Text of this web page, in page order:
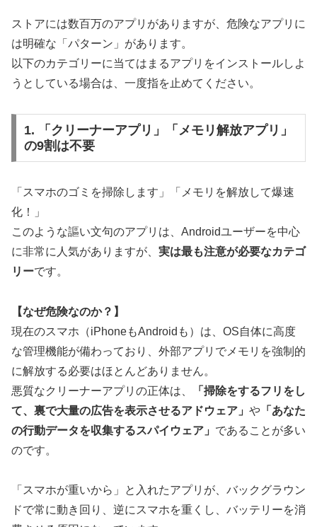
ストアには数百万のアプリがありますが、危険なアプリに
は明確な「パターン」があります。
以下のカテゴリーに当てはまるアプリをインストールしよ
うとしている場合は、一度指を止めてください。
1. 「クリーナーアプリ」「メモリ解放アプリ」
の9割は不要
「スマホのゴミを掃除します」「メモリを解放して爆速
化！」
このような謳い文句のアプリは、Androidユーザーを中心
に非常に人気がありますが、 実は最も注意が必要なカテゴ
リーです。
【なぜ危険なのか？】
現在のスマホ（iPhoneもAndroidも）は、OS自体に高度
な管理機能が備わっており、外部アプリでメモリを強制的
に解放する必要はほとんどありません。
悪質なクリーナーアプリの正体は、
「掃除をするフリをし
て、裏で大量の広告を表示させるアドウェア」 や 「あなた
の行動データを収集するスパイウェア」 であることが多い
のです。
「スマホが重いから」と入れたアプリが、バックグラウン
ドで常に動き回り、逆にスマホを重くし、バッテリーを消